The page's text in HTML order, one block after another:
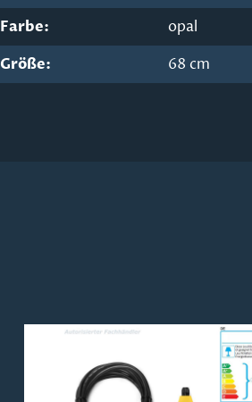
Farbe: opal
Größe: 68 cm
Produktgalerie überspringen